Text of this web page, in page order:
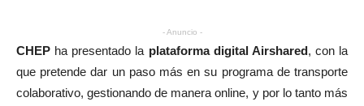
- Anuncio -
CHEP ha presentado la plataforma digital Airshared, con la
que pretende dar un paso más en su programa de transporte
colaborativo, gestionando de manera online, y por lo tanto más